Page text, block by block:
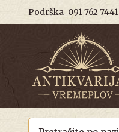
Podrška 091 762 7441